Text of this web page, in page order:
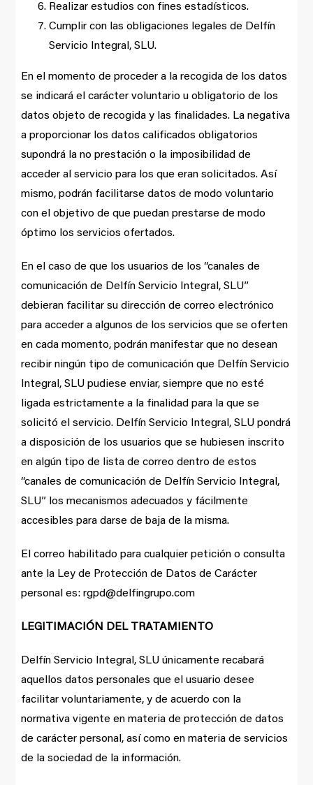
Realizar estudios con fines estadísticos.
Cumplir con las obligaciones legales de Delfín
Servicio Integral, SLU.
En el momento de proceder a la recogida de los datos
se indicará el carácter voluntario u obligatorio de los
datos objeto de recogida y las finalidades. La negativa
a proporcionar los datos calificados obligatorios
supondrá la no prestación o la imposibilidad de
acceder al servicio para los que eran solicitados. Así
mismo, podrán facilitarse datos de modo voluntario
con el objetivo de que puedan prestarse de modo
óptimo los servicios ofertados.
En el caso de que los usuarios de los “canales de
comunicación de Delfín Servicio Integral, SLU”
debieran facilitar su dirección de correo electrónico
para acceder a algunos de los servicios que se oferten
en cada momento, podrán manifestar que no desean
recibir ningún tipo de comunicación que Delfín Servicio
Integral, SLU pudiese enviar, siempre que no esté
ligada estrictamente a la finalidad para la que se
solicitó el servicio. Delfín Servicio Integral, SLU pondrá
a disposición de los usuarios que se hubiesen inscrito
en algún tipo de lista de correo dentro de estos
“canales de comunicación de Delfín Servicio Integral,
SLU” los mecanismos adecuados y fácilmente
accesibles para darse de baja de la misma.
El correo habilitado para cualquier petición o consulta
ante la Ley de Protección de Datos de Carácter
personal es: rgpd@delfingrupo.com
LEGITIMACIÓN DEL TRATAMIENTO
Delfín Servicio Integral, SLU únicamente recabará
aquellos datos personales que el usuario desee
facilitar voluntariamente, y de acuerdo con la
normativa vigente en materia de protección de datos
de carácter personal, así como en materia de servicios
de la sociedad de la información.